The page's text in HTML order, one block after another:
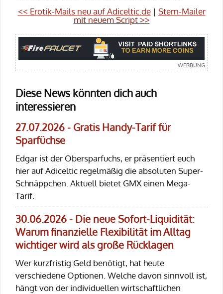
<< Erotik-Mails neu auf Adiceltic.de| Stern-Mailer
mit neuem Script >>
Diese News könnten dich auch
interessieren
27.07.2026 - Gratis Handy-Tarif für
Sparfüchse
Edgar ist der Obersparfuchs, er präsentiert euch
hier auf Adiceltic regelmäßig die absoluten Super-
Schnäppchen. Aktuell bietet GMX einen Mega-
Tarif.
30.06.2026 - Die neue Sofort-Liquidität:
Warum finanzielle Flexibilität im Alltag
wichtiger wird als große Rücklagen
Wer kurzfristig Geld benötigt, hat heute
verschiedene Optionen. Welche davon sinnvoll ist,
hängt von der individuellen wirtschaftlichen